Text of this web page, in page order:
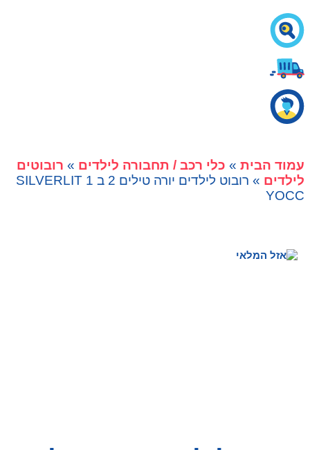
עמוד הבית » כלי רכב / תחבורה לילדים » רובוטים
לילדים
» רובוט לילדים יורה טילים 2 ב 1 SILVERLIT
YOCC